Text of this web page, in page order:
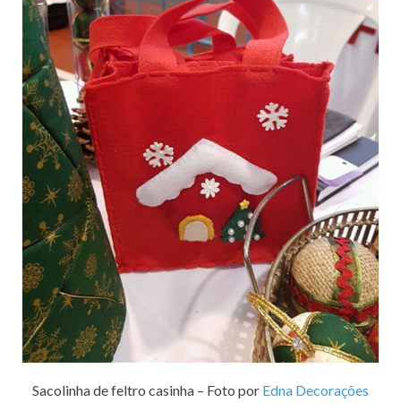
Sacolinha de feltro casinha – Foto por Edna Decorações